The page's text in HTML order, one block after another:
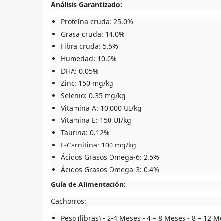
Análisis Garantizado:
Proteína cruda: 25.0%
Grasa cruda: 14.0%
Fibra cruda: 5.5%
Humedad: 10.0%
DHA: 0.05%
Zinc: 150 mg/kg
Selenio: 0.35 mg/kg
Vitamina A: 10,000 UI/kg
Vitamina E: 150 UI/kg
Taurina: 0.12%
L-Carnitina: 100 mg/kg
Ácidos Grasos Omega-6: 2.5%
Ácidos Grasos Omega-3: 0.4%
Guía de Alimentación:
Cachorros:
Peso (libras) - 2-4 Meses - 4 – 8 Meses - 8 – 12